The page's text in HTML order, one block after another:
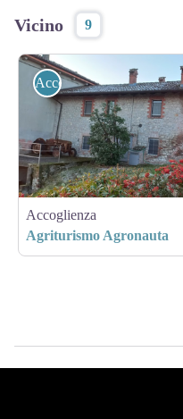
Vicino 9
Accoglienza
Accoglienza
Agriturismo Agronauta